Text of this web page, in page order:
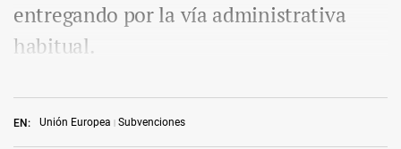
EN: Unión Europea Subvenciones
entregando por la vía administrativa
habitual.